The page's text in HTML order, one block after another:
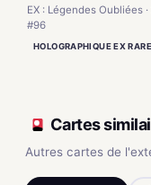
EX : Légendes Oubliées ·
#96
HOLOGRAPHIQUE EX RARE
Cartes
Autres cartes de